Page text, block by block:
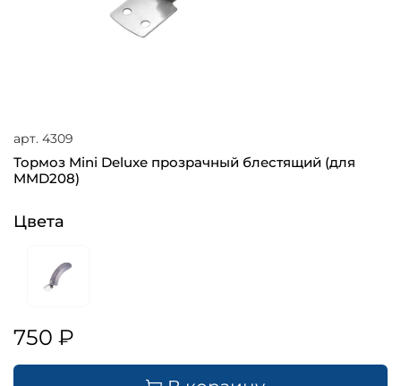
арт. 4309
Тормоз Mini Deluxe прозрачный блестящий (для
MMD208)
Цвета
750 ₽